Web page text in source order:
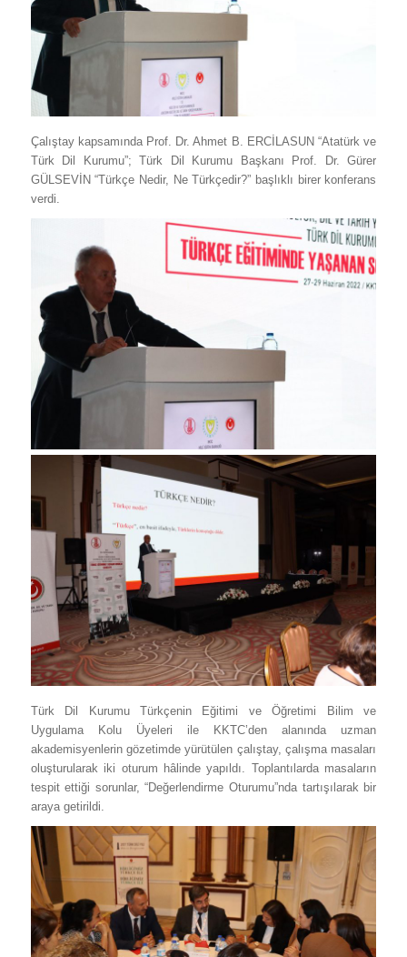
Çalıştay kapsamında Prof. Dr. Ahmet B. ERCİLASUN “Atatürk ve
Türk Dil Kurumu”; Türk Dil Kurumu Başkanı Prof. Dr. Gürer
GÜLSEVİN “Türkçe Nedir, Ne Türkçedir?” başlıklı birer konferans
verdi.
Türk Dil Kurumu Türkçenin Eğitimi ve Öğretimi Bilim ve
Uygulama Kolu Üyeleri ile KKTC’den alanında uzman
akademisyenlerin gözetimde yürütülen çalıştay, çalışma masaları
oluşturularak iki oturum hâlinde yapıldı. Toplantılarda masaların
tespit ettiği sorunlar, “Değerlendirme Oturumu”nda tartışılarak bir
araya getirildi.